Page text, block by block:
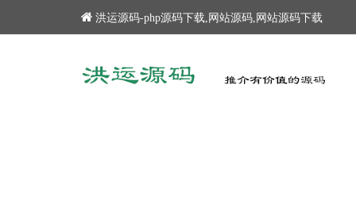
洪运源码-php源码下载,网站源码,网站源码下载